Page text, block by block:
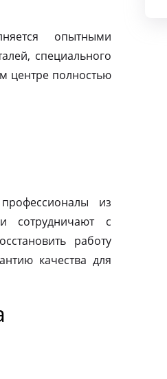
опытными
специального
центре полностью
из
сотрудничают с
работу
качества для